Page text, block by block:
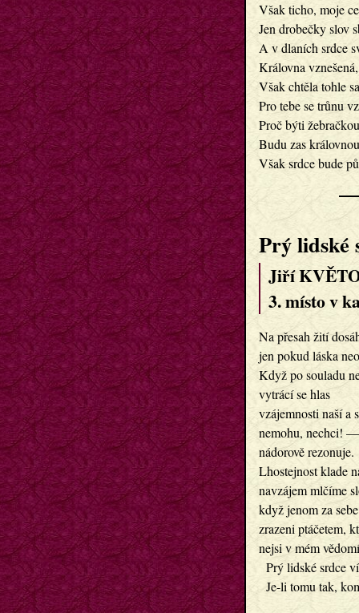
Však ticho, moje
Jen drobečky slov
A v dlaních srdce
Královna
Však chtěla tohle
Pro tebe se trůnu
Proč býti
Budu zas královnou
Však srdce bude
Prý lidské
Jiří
3. místo v
Na přesah žití
jen pokud láska
Když po souladu
vytrácí se hlas
vzájemnosti naší a
nemohu, nechci! —
nádorově rezonuje.
Lhostejnost klade
navzájem mlčíme
když jenom za
zrazeni ptáčetem,
nejsi v mém
Prý lidské srdce
Je-li tomu tak,